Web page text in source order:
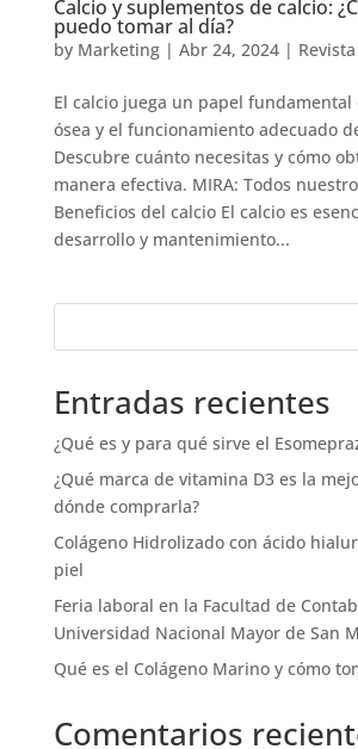
Calcio y suplementos de calcio:
puedo tomar al día?
by Marketing| Abr 24, 2024| Revista
El calcio juega un papel fundamental
ósea y el funcionamiento adecuado
Descubre cuánto necesitas y cómo
manera efectiva. MIRA: Todos
Beneficios del calcio El calcio es
desarrollo y mantenimiento...
Entradas recientes
¿Qué es y para qué sirve el
¿Qué marca de vitamina D3 es la
dónde comprarla?
Colágeno Hidrolizado con ácido
piel
Feria laboral en la Facultad de
Universidad Nacional Mayor de San
Qué es el Colágeno Marino y cómo
Comentarios